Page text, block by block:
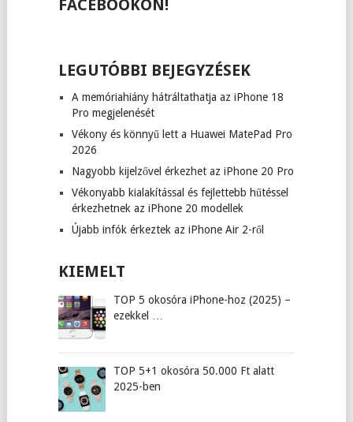
FACEBOOKON!
LEGUTÓBBI BEJEGYZÉSEK
A memóriahiány hátráltathatja az iPhone 18
Pro megjelenését
Vékony és könnyű lett a Huawei MatePad Pro
2026
Nagyobb kijelzővel érkezhet az iPhone 20 Pro
Vékonyabb kialakítással és fejlettebb hűtéssel
érkezhetnek az iPhone 20 modellek
Újabb infók érkeztek az iPhone Air 2-ről
KIEMELT
TOP 5 okosóra iPhone-hoz (2025) –
ezekkel …
TOP 5+1 okosóra 50.000 Ft alatt
2025-ben